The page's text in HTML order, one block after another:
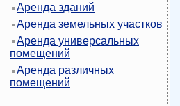
Аренда зданий
Аренда земельных участков
Аренда универсальных
помещений
Аренда различных
помещений